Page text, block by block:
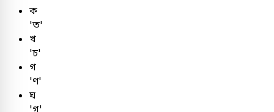
ক
'ত'
খ
'চ'
গ
'ণ'
ঘ
'গ'